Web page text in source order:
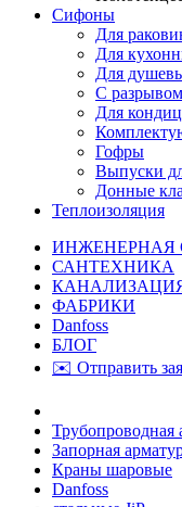
Сифоны
Для
Для
Для
С
Для
Гофры
Выпуски
Донные
Теплоизоляция
ИНЖЕНЕРНАЯ
САНТЕХНИКА
ФАБРИКИ
Danfoss
БЛОГ
✉️ Отправить
Трубопроводная
Запорная
Краны шаровые
Danfoss